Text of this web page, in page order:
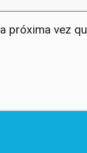
próxima vez